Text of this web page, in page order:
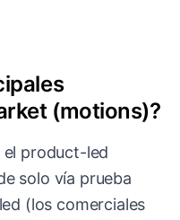
(motions)?
el product-led
solo vía prueba
(los comerciales